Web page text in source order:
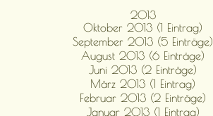
2013
Oktober 2013 (1 Eintrag)
September 2013 (5 Einträge)
August 2013 (6 Einträge)
Juni 2013 (2 Einträge)
März 2013 (1 Eintrag)
Februar 2013 (2 Einträge)
Januar 2013 (1 Eintrag)